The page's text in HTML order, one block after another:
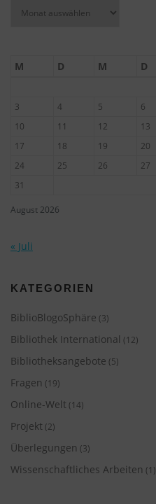
August 2026
M D M D
3
4 5 6
10
11 12 13
17
18 19 20
24
25 26 27
31
« Juli
KATEGORIEN
BiblioBlogoSphäre (3)
Bibliothek International (12)
Bibliotheksangebote (5)
Fragen (19)
Online-Welt (14)
Projekt (2)
Überlegungen (3)
Wissenschaftliches Arbeiten (1)